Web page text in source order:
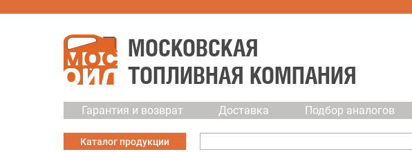
Гарантия и возврат Доставка Подбор аналогов
МОСКОВСКАЯ
ТОПЛИВНАЯ КОМПАНИЯ
Каталог продукции